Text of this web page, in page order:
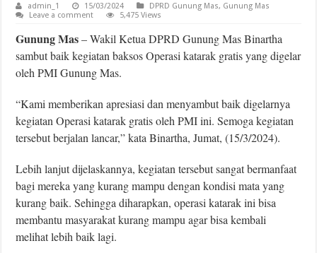
admin_1 15/03/2024 DPRD Gunung Mas, Gunung Mas
Leave a comment
5,475 Views
Gunung Mas– Wakil Ketua DPRD Gunung Mas Binartha
sambut baik kegiatan baksos Operasi katarak gratis yang digelar
oleh PMI Gunung Mas.
“Kami memberikan apresiasi dan menyambut baik digelarnya
kegiatan Operasi katarak gratis oleh PMI ini. Semoga kegiatan
tersebut berjalan lancar,” kata Binartha, Jumat, (15/3/2024).
Lebih lanjut dijelaskannya, kegiatan tersebut sangat bermanfaat
bagi mereka yang kurang mampu dengan kondisi mata yang
kurang baik. Sehingga diharapkan, operasi katarak ini bisa
membantu masyarakat kurang mampu agar bisa kembali
melihat lebih baik lagi.